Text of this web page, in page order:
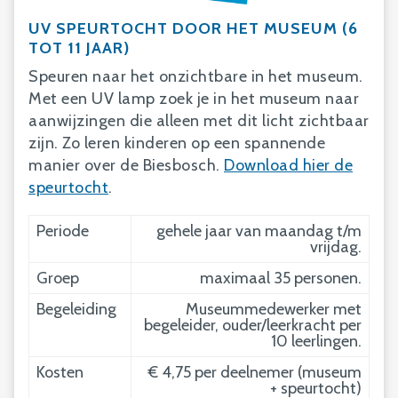
UV SPEURTOCHT DOOR HET MUSEUM (6
TOT 11 JAAR)
Speuren naar het onzichtbare in het museum.
Met een UV lamp zoek je in het museum naar
aanwijzingen die alleen met dit licht zichtbaar
zijn. Zo leren kinderen op een spannende
manier over de Biesbosch. Download hier de
speurtocht.
Periode
gehele jaar van maandag t/m
vrijdag.
Groep
maximaal 35 personen.
Begeleiding
Museummedewerker met
begeleider, ouder/leerkracht per
10 leerlingen.
Kosten
€ 4,75 per deelnemer (museum
+ speurtocht)